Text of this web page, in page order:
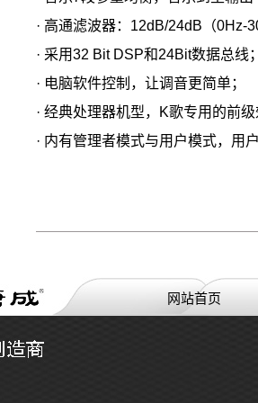
· 高通滤波器：12dB/24dB（0Hz-
· 采用32 Bit DSP和24Bit数据总线；
· 电脑软件控制，让调音更简单；
· 经典处理器机型，K歌专用的前级
· 内有管理者模式与用户模式，用
网站首页